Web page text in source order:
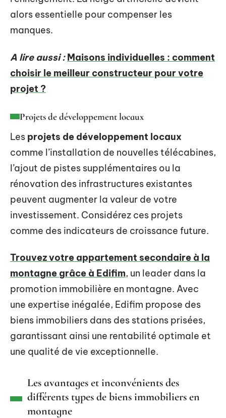
alors essentielle pour compenser les
manques.
A lire aussi : Maisons individuelles : comment
choisir le meilleur constructeur pour votre
projet ?
Projets de développement locaux
Les projets de développement locaux
comme l’installation de nouvelles télécabines,
l’ajout de pistes supplémentaires ou la
rénovation des infrastructures existantes
peuvent augmenter la valeur de votre
investissement. Considérez ces projets
comme des indicateurs de croissance future.
Trouvez votre appartement secondaire à la
montagne grâce à Edifim, un leader dans la
promotion immobilière en montagne. Avec
une expertise inégalée, Edifim propose des
biens immobiliers dans des stations prisées,
garantissant ainsi une rentabilité optimale et
une qualité de vie exceptionnelle.
Les avantages et inconvénients des
différents types de biens immobiliers en
montagne